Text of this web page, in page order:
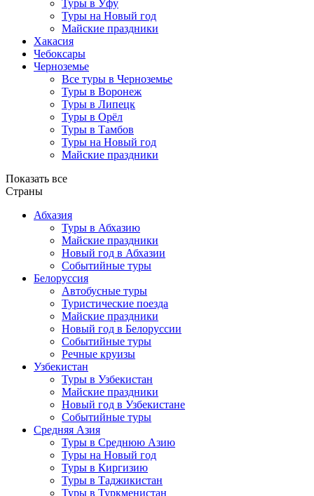
Туры в Уфу
Туры на Новый год
Майские праздники
Хакасия
Чебоксары
Черноземье
Все туры в Черноземье
Туры в Воронеж
Туры в Липецк
Туры в Орёл
Туры в Тамбов
Туры на Новый год
Майские праздники
Показать все
Страны
Абхазия
Туры в Абхазию
Майские праздники
Новый год в Абхазии
Событийные туры
Белоруссия
Автобусные туры
Туристические поезда
Майские праздники
Новый год в Белоруссии
Событийные туры
Речные круизы
Узбекистан
Туры в Узбекистан
Майские праздники
Новый год в Узбекистане
Событийные туры
Средняя Азия
Туры в Среднюю Азию
Туры на Новый год
Туры в Киргизию
Туры в Таджикистан
Туры в Туркменистан